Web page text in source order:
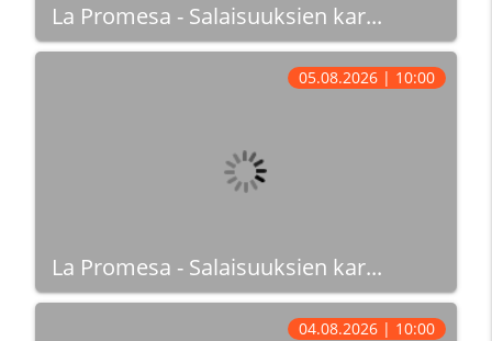
La Promesa - Salaisuuksien kar...
La Promesa - Salaisuuksien kar...
05.08.2026 | 10:00
04.08.2026 | 10:00